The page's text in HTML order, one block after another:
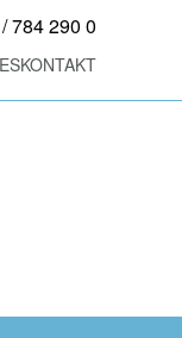
784 290 0
KONTAKT